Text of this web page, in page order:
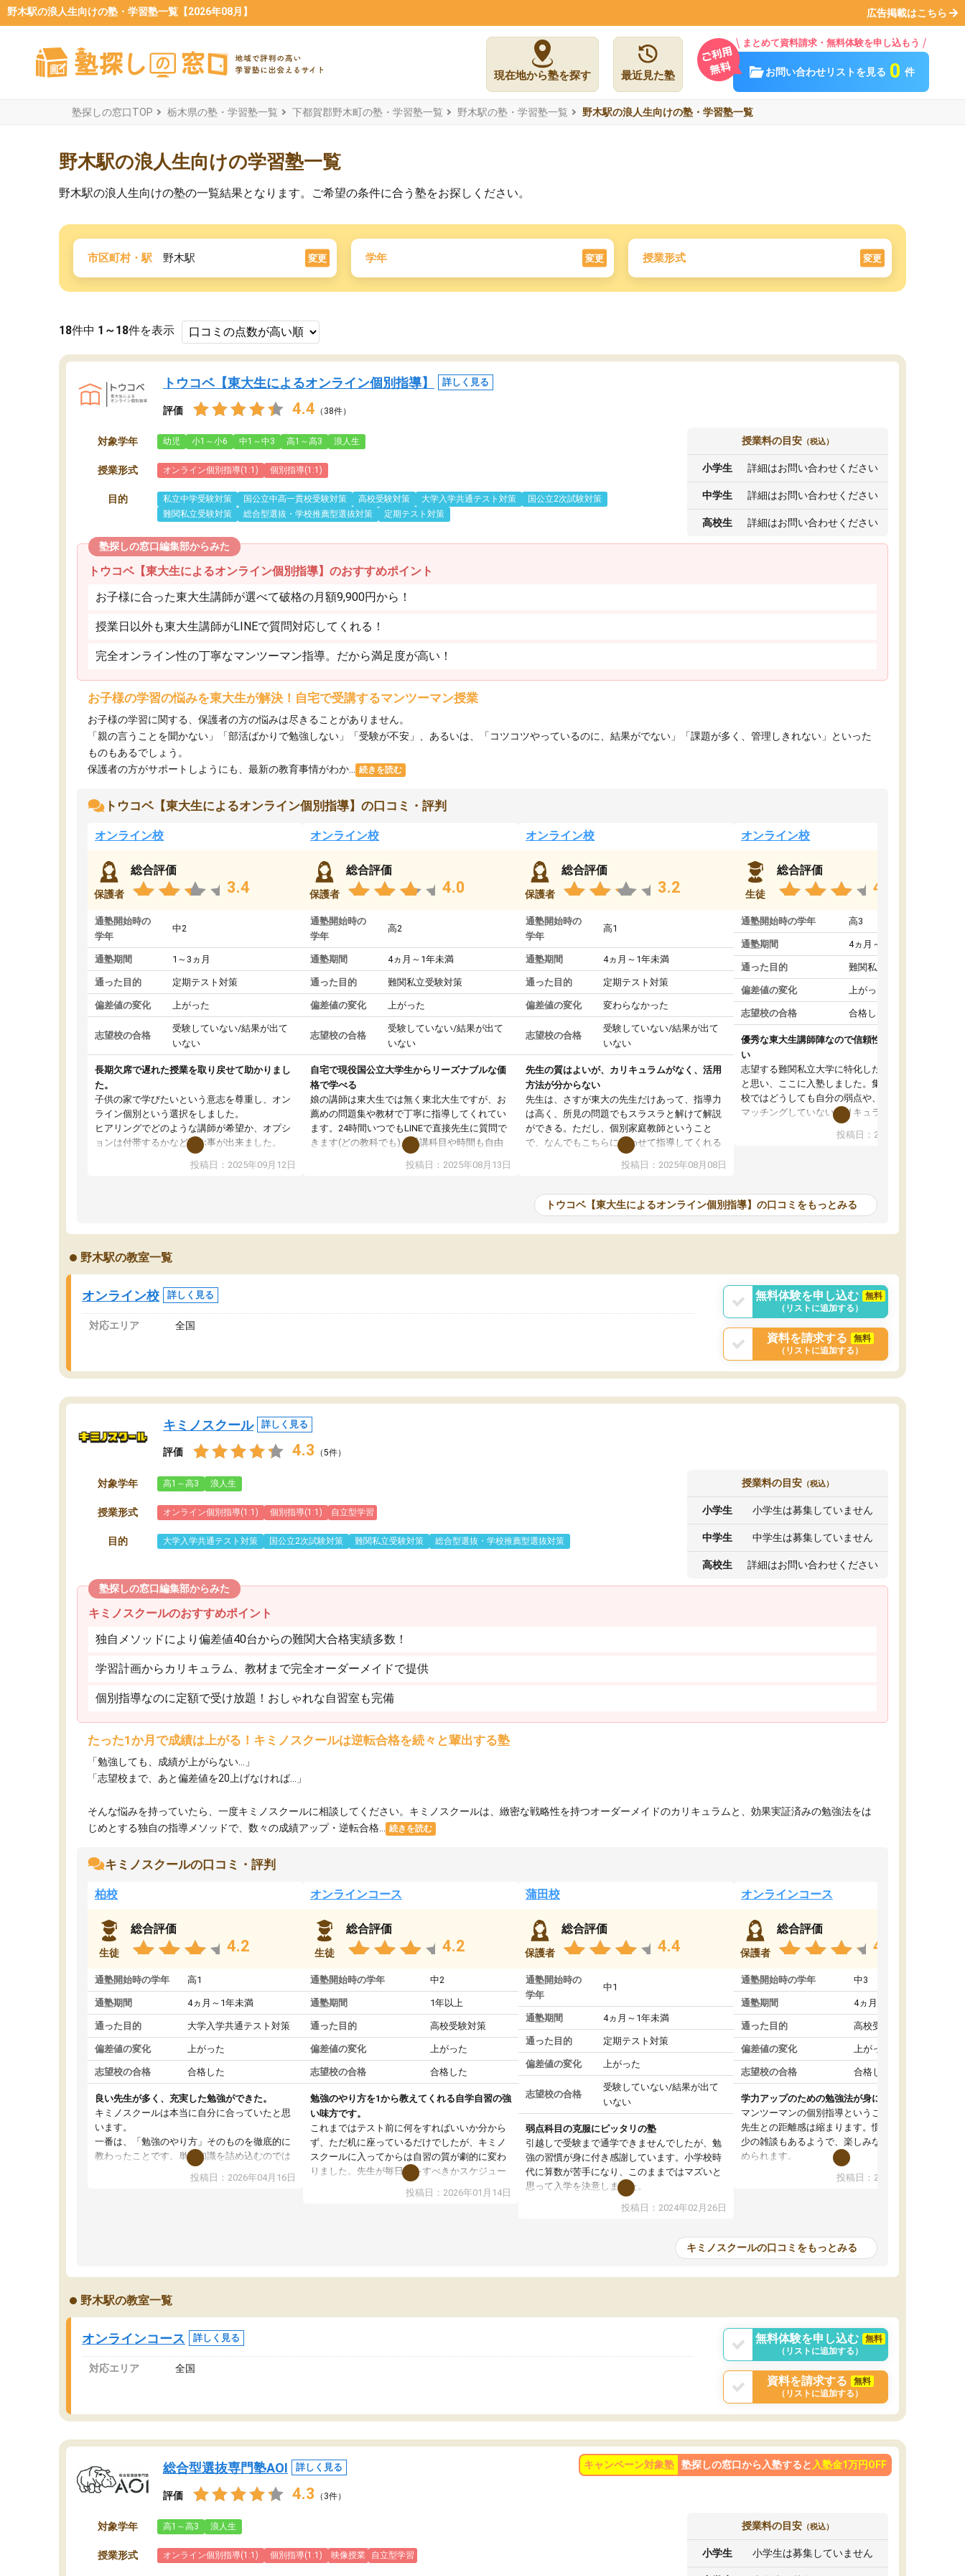
野木駅の浪人生向けの塾・学習塾一覧【2026年08月】 広告掲載はこちら
現在地から塾を探す 最近見た塾
まとめて資料請求・無料体験を申し込もう
お問い合わせリストを見る 0 件
塾探しの窓口TOP 栃木県の塾・学習塾一覧 下都賀郡野木町の塾・学習塾一覧 野木駅の塾・学習塾一覧 野木駅の浪人生向けの塾・学習塾一覧
野木駅の浪人生向けの学習塾一覧
野木駅の浪人生向けの塾の一覧結果となります。ご希望の条件に合う塾をお探しください。
市区町村・駅 野木駅 変更 学年 変更 授業形式 変更
18件中 1～18件を表示
トウコベ【東大生によるオンライン個別指導】 詳しく見る
評価 4.4 （38件）
対象学年 幼児 小1～小6 中1～中3 高1～高3 浪人生
授業形式 オンライン個別指導(1:1) 個別指導(1:1)
目的 私立中学受験対策 国公立中高一貫校受験対策 高校受験対策 大学入学共通テスト対策
国公立2次試験対策
難関私立受験対策
総合型選抜・学校推薦型選抜対策 定期テスト対策
授業料の目安 （税込）
小学生 詳細はお問い合わせください
中学生 詳細はお問い合わせください
高校生 詳細はお問い合わせください
塾探しの窓口編集部からみた
トウコベ【東大生によるオンライン個別指導】のおすすめポイント
お子様に合った東大生講師が選べて破格の月額9,900円から！
授業日以外も東大生講師がLINEで質問対応してくれる！
完全オンライン性の丁寧なマンツーマン指導。だから満足度が高い！
お子様の学習の悩みを東大生が解決！自宅で受講するマンツーマン授業
お子様の学習に関する、保護者の方の悩みは尽きることがありません。
「親の言うことを聞かない」「部活ばかりで勉強しない」「受験が不安」、あるいは、「コツコツやっているのに、結果がでない」「課題が多く、管理しきれない」といった
ものもあるでしょう。
保護者の方がサポートしようにも、最新の教育事情がわか...
続きを読む
トウコベ【東大生によるオンライン個別指導】の口コミ・評判
オンライン校
保護者
総合評価
3.4
通塾開始時の
学年
中2
通塾期間 1～3ヵ月
通った目的 定期テスト対策
偏差値の変化 上がった
志望校の合格
受験していない/結果が出て
いない
長期欠席で遅れた授業を取り戻せて助かりまし
た。
子供の家で学びたいという意志を尊重し、オン
ライン個別という選択をしました。
ヒアリングでどのような講師が希望か、オプシ
ョンは付帯するかなど選ぶ事が出来ました。
講師とのマッチング後講師との初回ミーティン
グを行い、その講師で良いか他の講師を希望す
オンラインツールを使用した単語帳の共有があ
り宿題もそちらで出される形でした。
2ヶ月で担当講師の方がお辞めになると言う事で
講師変更の申し出があり、あまりに短期での変
更だった為、塾に通う事にして退会しました。
遅れも取り戻せ、授業内容や講師の方は良かっ
投稿日：2025年09月12日
オンライン校
保護者
総合評価
4.0
通塾開始時の
学年
高2
通塾期間 4ヵ月～1年未満
通った目的 難関私立受験対策
偏差値の変化 上がった
志望校の合格
受験していない/結果が出て
いない
自宅で現役国公立大学生からリーズナブルな価
格で学べる
娘の講師は東大生では無く東北大生ですが、お
薦めの問題集や教材で丁寧に指導してくれてい
ます。24時間いつでもLINEで直接先生に質問で
きます(どの教科でも)。受講科目や時間も自由
に決めれるので、個人に合った勉強ができると
思います。カリキュラム相談みたいなのがあり
ます。講師も合わなければチェンジできます
投稿日：2025年08月13日
オンライン校
保護者
総合評価
3.2
通塾開始時の
学年
高1
通塾期間 4ヵ月～1年未満
通った目的 定期テスト対策
偏差値の変化 変わらなかった
志望校の合格
受験していない/結果が出て
いない
先生の質はよいが、カリキュラムがなく、活用
方法が分からない
先生は、さすが東大の先生だけあって、指導力
は高く、所見の問題でもスラスラと解けて解説
ができる。ただし、個別家庭教師ということ
で、なんでもこちらに合わせて指導してくれる
のだが、具体的なカリキュラムがない。当方
は、授業の先取り学習をするため、学校の教科
いただいたが、1時間の時間を使って進められる
範囲は限られており、それであれば自学自習で
なく、上手い活用の仕方が分からず辞めること
投稿日：2025年08月08日
オンライン校
生徒
総合評価
4.4
通塾開始時の学年 高3
通塾期間 4ヵ月～1年未満
通った目的 難関私立受験対策
偏差値の変化 上がった
志望校の合格 合格した
優秀な東大生講師陣なので信頼性や安心感が高
い
志望する難関私立大学に特化した準備をしたい
と思い、ここに入塾しました。集団指導の予備
校ではどうしても自分の弱点や、志望校対策に
マッチングしていないカリキュラムに不安を感
また受験のノウハウを蓄積している優秀な東大
ツーマン指導によって、自分の志望校にふさわ
しいオリジナルのカリキュラムを提案してくれ
と感じました。
投稿日：2024年02月19日
トウコベ【東大生によるオンライン個別指導】の口コミをもっとみる
野木駅の教室一覧
オンライン校 詳しく見る
対応エリア 全国
無料体験を申し込む
無料
（リストに追加する）
資料を請求する
無料
（リストに追加する）
キミノスクール 詳しく見る
評価 4.3 （5件）
対象学年 高1～高3 浪人生
授業形式 オンライン個別指導(1:1) 個別指導(1:1) 自立型学習
目的 大学入学共通テスト対策 国公立2次試験対策 難関私立受験対策 総合型選抜・学校推薦型選抜対策
授業料の目安 （税込）
小学生 小学生は募集していません
中学生 中学生は募集していません
高校生 詳細はお問い合わせください
塾探しの窓口編集部からみた
キミノスクールのおすすめポイント
独自メソッドにより偏差値40台からの難関大合格実績多数！
学習計画からカリキュラム、教材まで完全オーダーメイドで提供
個別指導なのに定額で受け放題！おしゃれな自習室も完備
たった1か月で成績は上がる！キミノスクールは逆転合格を続々と輩出する塾
「勉強しても、成績が上がらない…」
「志望校まで、あと偏差値を20上げなければ…」
そんな悩みを持っていたら、一度キミノスクールに相談してください。キミノスクールは、緻密な戦略性を持つオーダーメイドのカリキュラムと、効果実証済みの勉強法をは
じめとする独自の指導メソッドで、数々の成績アップ・逆転合格...
続きを読む
キミノスクールの口コミ・評判
柏校
生徒
総合評価
4.2
通塾開始時の学年 高1
通塾期間 4ヵ月～1年未満
通った目的 大学入学共通テスト対策
偏差値の変化 上がった
志望校の合格 合格した
良い先生が多く、充実した勉強ができた。
キミノスクールは本当に自分に合っていたと思
います。
一番は、「勉強のやり方」そのものを徹底的に
教わったことです。単に知識を詰め込むのでは
なく、自学自習の習慣が身につくよう並走して
くれるので、通塾日以外も机に向かうのが苦で
投稿日：2026年04月16日
オンラインコース
生徒
総合評価
4.2
通塾開始時の学年 中2
通塾期間 1年以上
通った目的 高校受験対策
偏差値の変化 上がった
志望校の合格 合格した
勉強のやり方を1から教えてくれる自学自習の強
い味方です。
これまではテスト前に何をすればいいか分から
ず、ただ机に座っているだけでしたが、キミノ
スクールに入ってからは自習の質が劇的に変わ
りました。先生が毎日何をすべきかスケジュー
ルを明確にしてくれるので、自分が迷わずに学
習に取り組めるようになったのが一番の収穫で
投稿日：2026年01月14日
蒲田校
保護者
総合評価
4.4
通塾開始時の
学年
中1
通塾期間 4ヵ月～1年未満
通った目的 定期テスト対策
偏差値の変化 上がった
志望校の合格
受験していない/結果が出て
いない
弱点科目の克服にピッタリの塾
引越しで受験まで通学できませんでしたが、勉
強の習慣が身に付き感謝しています。小学校時
代に算数が苦手になり、このままではマズいと
思って入学を決意しました。
まず、マンツーマン指導なので、小学校時代の
基礎からスタートして頂いたのが大きかったで
ていけるようになったし、苦手科目の意識もな
重要性を再認識しました。学べばできるように
投稿日：2024年02月26日
オンラインコース
保護者
総合評価
4.6
通塾開始時の学年 中3
通塾期間 4ヵ月～1年未満
通った目的 高校受験対策
偏差値の変化 上がった
志望校の合格 合格した
学力アップのための勉強法が身につく
マンツーマンの個別指導ということもあって、
先生との距離感は縮まります。慣れてくれば多
少の雑談もあるようで、楽しみながら学習を進
められます。
単に学力アップを目指した詰め込み授業ではな
く、勉強の進め方もアドバイスしてくれます。
初めはモチベーションの維持が難しかったよう
です。ただ、授業内容が楽しかったせいか、自
投稿日：2024年01月08日
キミノスクールの口コミをもっとみる
野木駅の教室一覧
オンラインコース 詳しく見る
対応エリア 全国
無料体験を申し込む
無料
（リストに追加する）
資料を請求する
無料
（リストに追加する）
キャンペーン対象塾 塾探しの窓口から入塾すると 入塾金1万円OFF
総合型選抜専門塾AOI 詳しく見る
評価 4.3 （3件）
対象学年 高1～高3 浪人生
授業形式 オンライン個別指導(1:1) 個別指導(1:1) 映像授業 自立型学習
授業料の目安 （税込）
小学生 小学生は募集していません